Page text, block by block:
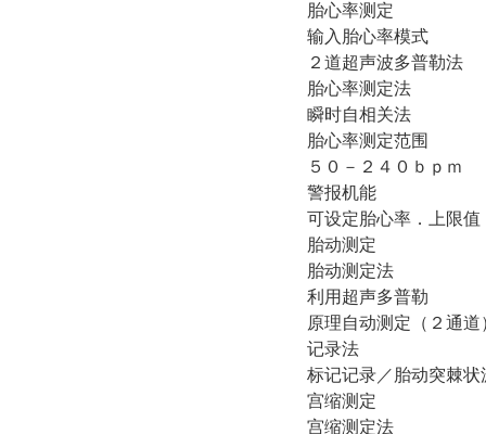
胎心率测定
输入胎心率模式
２道超声波多普勒法
胎心率测定法
瞬时自相关法
胎心率测定范围
５０－２４０ｂｐｍ
警报机能
可设定胎心率．上限
胎动测定
胎动测定法
利用超声多普勒
原理自动测定（２通道
记录法
标记记录／胎动突棘状
宫缩测定
宫缩测定法